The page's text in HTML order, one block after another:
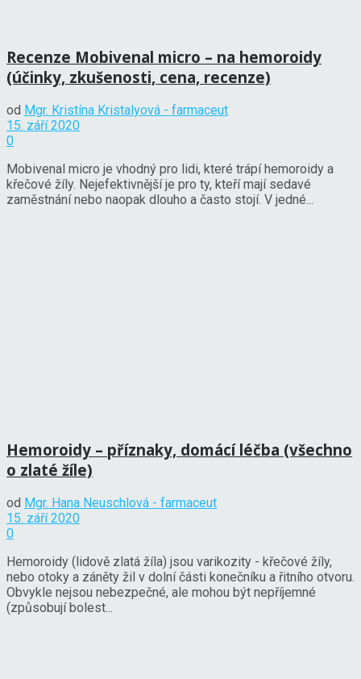
Recenze Mobivenal micro – na hemoroidy
(účinky, zkušenosti, cena, recenze)
od Mgr. Kristína Kristalyová - farmaceut
15. září 2020
0
Mobivenal micro je vhodný pro lidi, které trápí hemoroidy a
křečové žíly. Nejefektivnější je pro ty, kteří mají sedavé
zaměstnání nebo naopak dlouho a často stojí. V jedné...
Hemoroidy – příznaky, domácí léčba (všechno
o zlaté žíle)
od Mgr. Hana Neuschlová - farmaceut
15. září 2020
0
Hemoroidy (lidově zlatá žíla) jsou varikozity - křečové žíly,
nebo otoky a záněty žil v dolní části konečníku a řitního otvoru.
Obvykle nejsou nebezpečné, ale mohou být nepříjemné
(způsobují bolest...